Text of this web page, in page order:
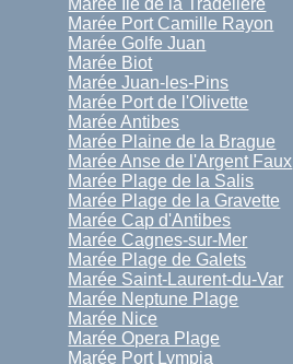
Marée Port Camille Rayon
Marée Golfe Juan
Marée Biot
Marée Juan-les-Pins
Marée Port de l'Olivette
Marée Antibes
Marée Plaine de la Brague
Marée Anse de l'Argent Faux
Marée Plage de la Salis
Marée Plage de la Gravette
Marée Cap d'Antibes
Marée Cagnes-sur-Mer
Marée Plage de Galets
Marée Saint-Laurent-du-Var
Marée Neptune Plage
Marée Nice
Marée Opera Plage
Marée Port Lympia